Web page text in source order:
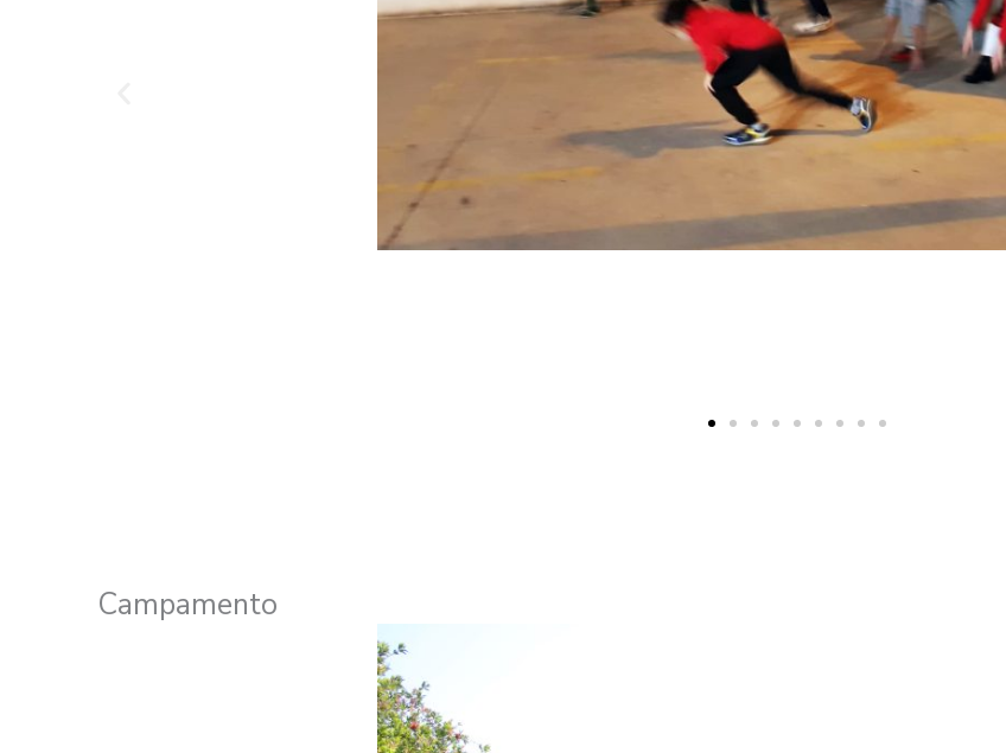
Campamento